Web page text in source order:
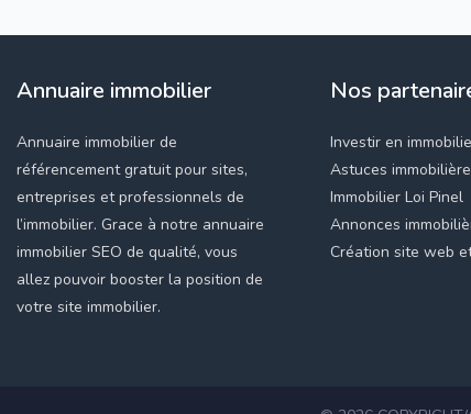
Annuaire immobilier
Annuaire immobilier de
référencement gratuit pour sites,
entreprises et professionnels de
l’immobilier. Grace à notre annuaire
immobilier SEO de qualité, vous
allez pouvoir booster la position de
votre site immobilier.
Nos
Investir en
Astuces
Immobilier Loi Pinel
Annonces
Création site web